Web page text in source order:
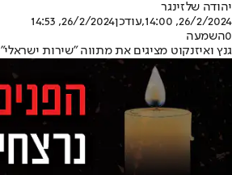
יהודה שלזינגר
26/2/2024, 14:00
,עודכן26/2/2024, 14:53
0השמעה
גנץ ואיזנקוט מציגים את מתווה "שירות